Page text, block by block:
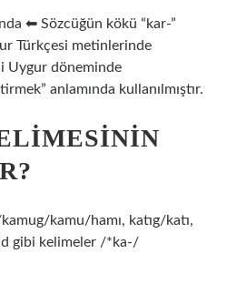
⬅ Sözcüğün kökü “kar-”
Türkçesi metinlerinde
Uygur döneminde
anlamında kullanılmıştır.
kamu/hamı, katıg/katı,
gibi kelimeler /*ka-/